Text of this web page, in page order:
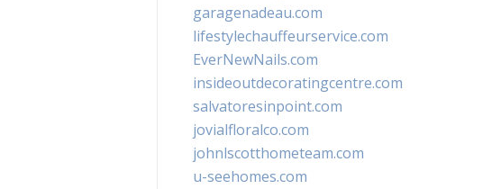
garagenadeau.com
lifestylechauffeurservice.com
EverNewNails.com
insideoutdecoratingcentre.com
salvatoresinpoint.com
jovialfloralco.com
johnlscotthometeam.com
u-seehomes.com